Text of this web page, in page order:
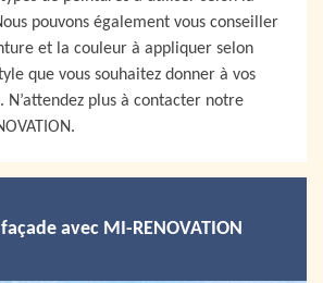
pouvons également vous conseiller
et la couleur à appliquer selon
que vous souhaitez donner à vos
N’attendez plus à contacter notre
avec MI-RENOVATION